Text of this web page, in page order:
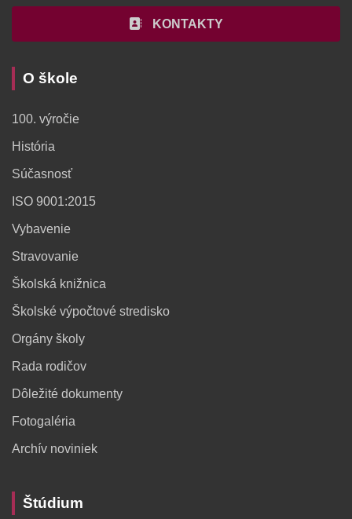
KONTAKTY
O škole
100. výročie
História
Súčasnosť
ISO 9001:2015
Vybavenie
Stravovanie
Školská knižnica
Školské výpočtové stredisko
Orgány školy
Rada rodičov
Dôležité dokumenty
Fotogaléria
Archív noviniek
Štúdium